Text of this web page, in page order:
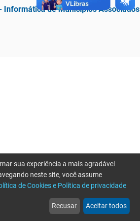
Informática de Municípios Associados
web
Notícias
more_horiz
Mais
sua experiência a mais agradável
neste site, você assume
de Cookies e Política de privacidade
Recusar Aceitar todos
por favor tente novamente